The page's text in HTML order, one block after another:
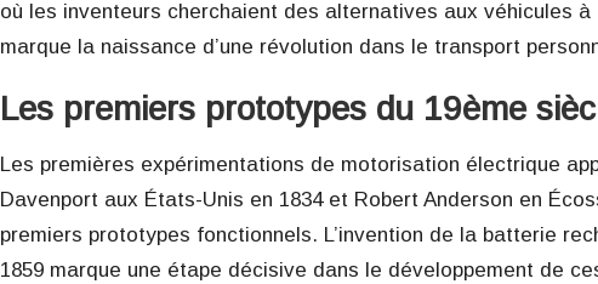
où les inventeurs cherchaient des alternatives aux véhicules
marque la naissance d’une révolution dans le transport
Les premiers prototypes du 19ème
Les premières expérimentations de motorisation électrique
Davenport aux États-Unis en 1834 et Robert Anderson en
premiers prototypes fonctionnels. L’invention de la batterie
1859 marque une étape décisive dans le développement de